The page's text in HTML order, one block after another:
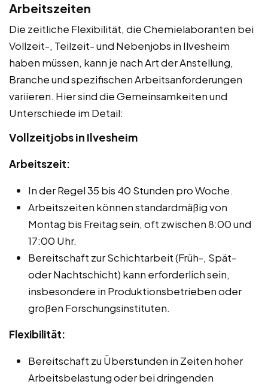
Arbeitszeiten
Die zeitliche Flexibilität, die Chemielaboranten bei
Vollzeit-, Teilzeit- und Nebenjobs in Ilvesheim
haben müssen, kann je nach Art der Anstellung,
Branche und spezifischen Arbeitsanforderungen
variieren. Hier sind die Gemeinsamkeiten und
Unterschiede im Detail:
Vollzeitjobs in Ilvesheim
Arbeitszeit:
In der Regel 35 bis 40 Stunden pro Woche.
Arbeitszeiten können standardmäßig von
Montag bis Freitag sein, oft zwischen 8:00 und
17:00 Uhr.
Bereitschaft zur Schichtarbeit (Früh-, Spät-
oder Nachtschicht) kann erforderlich sein,
insbesondere in Produktionsbetrieben oder
großen Forschungsinstituten.
Flexibilität:
Bereitschaft zu Überstunden in Zeiten hoher
Arbeitsbelastung oder bei dringenden